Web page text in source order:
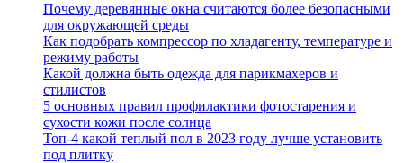
Почему деревянные окна считаются более безопасными
для окружающей среды
Как подобрать компрессор по хладагенту, температуре и
режиму работы
Какой должна быть одежда для парикмахеров и
стилистов
5 основных правил профилактики фотостарения и
сухости кожи после солнца
Топ-4 какой теплый пол в 2023 году лучше установить
под плитку